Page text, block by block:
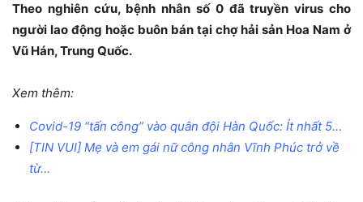
Theo nghiên cứu, bệnh nhân số 0 đã truyền virus cho
người lao động hoặc buôn bán tại chợ hải sản Hoa Nam ở
Vũ Hán, Trung Quốc.
Xem thêm:
Covid-19 “tấn công” vào quân đội Hàn Quốc: Ít nhất 5…
[TIN VUI] Mẹ và em gái nữ công nhân Vĩnh Phúc trở về
từ…